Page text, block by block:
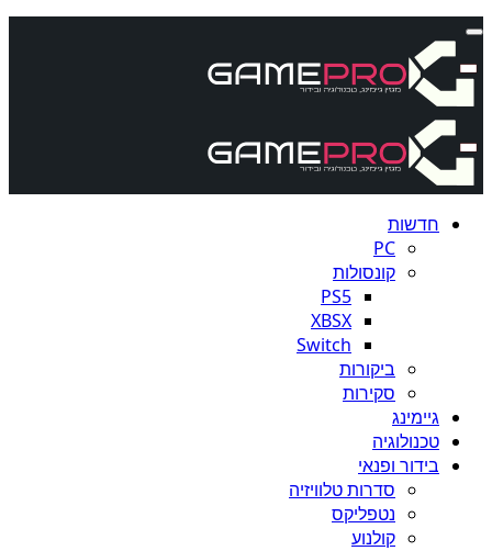
חדשות
PC
קונסולות
PS5
XBSX
Switch
ביקורות
סקירות
גיימינג
טכנולוגיה
בידור ופנאי
סדרות טלוויזיה
נטפליקס
קולנוע